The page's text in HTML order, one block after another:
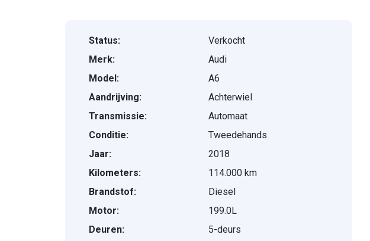
Status:
Verkocht
Merk:
Audi
Model:
A6
Aandrijving:
Achterwiel
Transmissie:
Automaat
Conditie:
Tweedehands
Jaar:
2018
Kilometers:
114.000 km
Brandstof:
Diesel
Motor:
199.0L
Deuren:
5-deurs